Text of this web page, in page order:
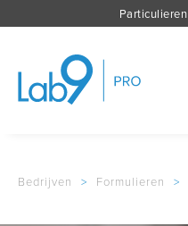
Particulieren
Bedrijven > Formulieren >